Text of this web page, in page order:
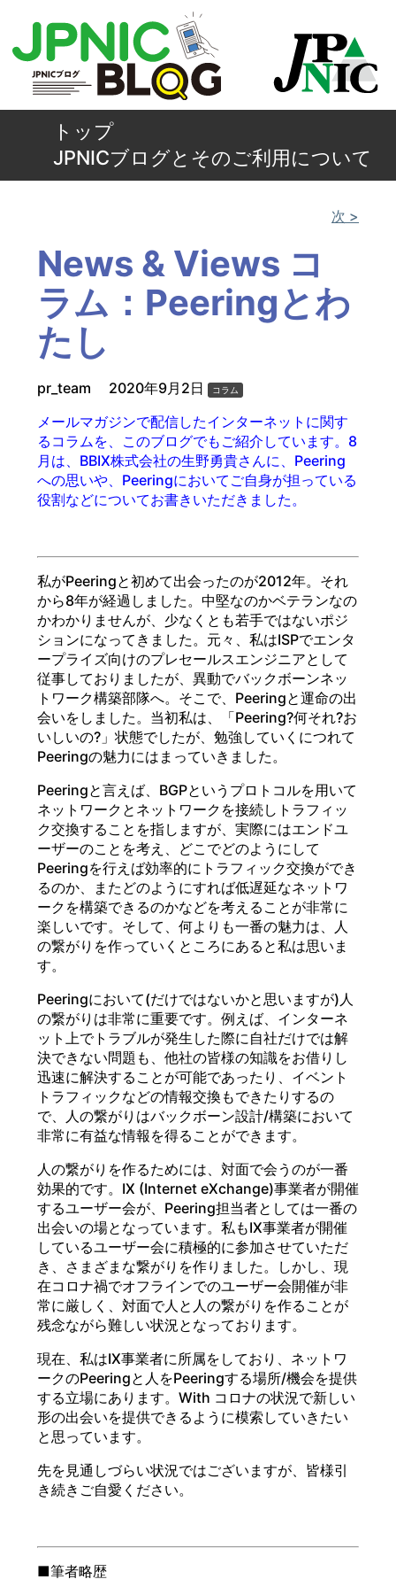
トップ
JPNICブログとそのご利用について
次 >
News & Views コ
ラム：Peeringとわ
たし
pr_team 2020年9月2日 コラム
メールマガジンで配信したインターネットに関す
るコラムを、このブログでもご紹介しています。8
月は、BBIX株式会社の生野勇貴さんに、Peering
への思いや、Peeringにおいてご自身が担っている
役割などについてお書きいただきました。
私がPeeringと初めて出会ったのが2012年。それ
から8年が経過しました。中堅なのかベテランなの
かわかりませんが、少なくとも若手ではないポジ
ションになってきました。元々、私はISPでエンタ
ープライズ向けのプレセールスエンジニアとして
従事しておりましたが、異動でバックボーンネッ
トワーク構築部隊へ。そこで、Peeringと運命の出
会いをしました。当初私は、「Peering?何それ?お
いしいの?」状態でしたが、勉強していくにつれて
Peeringの魅力にはまっていきました。
Peeringと言えば、BGPというプロトコルを用いて
ネットワークとネットワークを接続しトラフィッ
ク交換することを指しますが、実際にはエンドユ
ーザーのことを考え、どこでどのようにして
Peeringを行えば効率的にトラフィック交換ができ
るのか、またどのようにすれば低遅延なネットワ
ークを構築できるのかなどを考えることが非常に
楽しいです。そして、何よりも一番の魅力は、人
の繋がりを作っていくところにあると私は思いま
す。
Peeringにおいて(だけではないかと思いますが)人
の繋がりは非常に重要です。例えば、インターネ
ット上でトラブルが発生した際に自社だけでは解
決できない問題も、他社の皆様の知識をお借りし
迅速に解決することが可能であったり、イベント
トラフィックなどの情報交換もできたりするの
で、人の繋がりはバックボーン設計/構築において
非常に有益な情報を得ることができます。
人の繋がりを作るためには、対面で会うのが一番
効果的です。IX (Internet eXchange)事業者が開催
するユーザー会が、Peering担当者としては一番の
出会いの場となっています。私もIX事業者が開催
しているユーザー会に積極的に参加させていただ
き、さまざまな繋がりを作りました。しかし、現
在コロナ禍でオフラインでのユーザー会開催が非
常に厳しく、対面で人と人の繋がりを作ることが
残念ながら難しい状況となっております。
現在、私はIX事業者に所属をしており、ネットワ
ークのPeeringと人をPeeringする場所/機会を提供
する立場にあります。With コロナの状況で新しい
形の出会いを提供できるように模索していきたい
と思っています。
先を見通しづらい状況ではございますが、皆様引
き続きご自愛ください。
■筆者略歴